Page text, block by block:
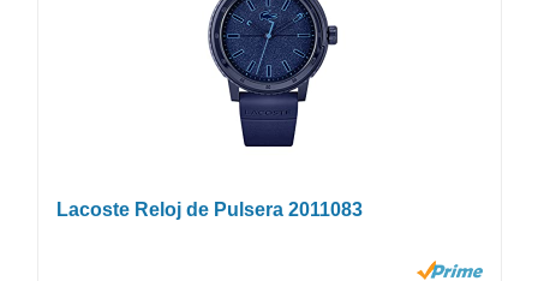
Lacoste Reloj de Pulsera 2011083